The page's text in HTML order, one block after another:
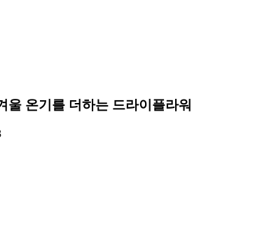
울 온기를 더하는 드라이플라워